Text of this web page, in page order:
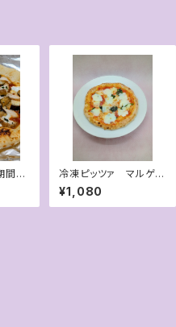
間限
冷凍ピッツァ マルゲリ
ータ
¥1,080